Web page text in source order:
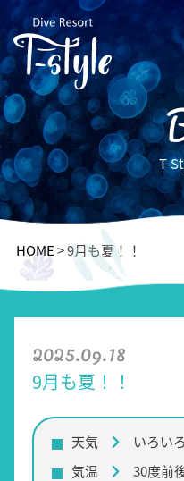
T-
HOME>9月も夏！！
2025.09.18
9月も夏！！
天気
いろいろ
気温
30度前